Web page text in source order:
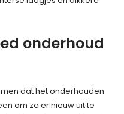
onderhoud
dat het onderhouden
om ze er nieuw uit te